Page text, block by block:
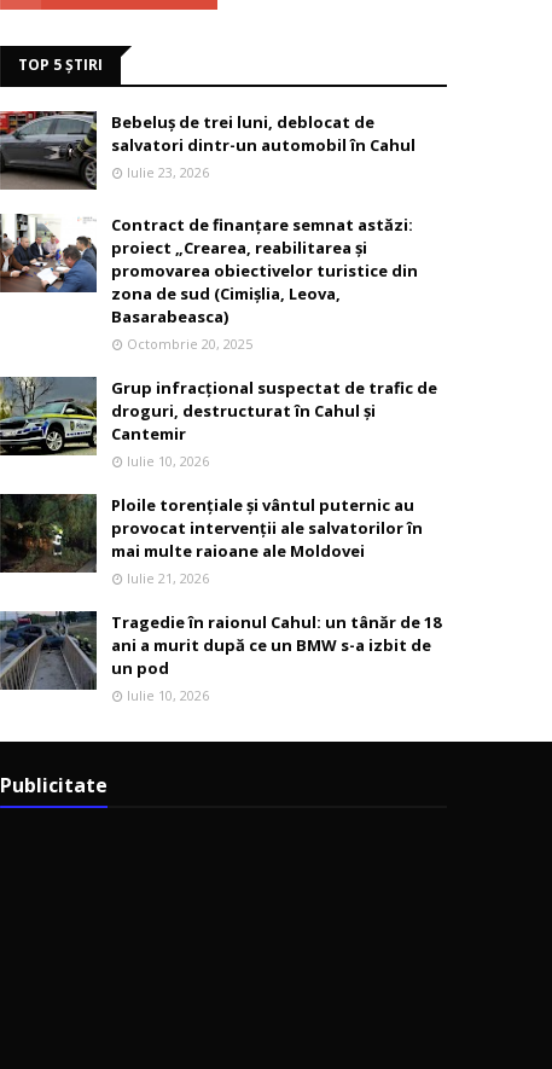
TOP 5 ȘTIRI
Bebeluș de trei luni, deblocat de
salvatori dintr-un automobil în Cahul
Iulie 23, 2026
Contract de finanțare semnat astăzi:
proiect „Crearea, reabilitarea și
promovarea obiectivelor turistice din
zona de sud (Cimișlia, Leova,
Basarabeasca)
Octombrie 20, 2025
Grup infracțional suspectat de trafic de
droguri, destructurat în Cahul și
Cantemir
Iulie 10, 2026
Ploile torențiale și vântul puternic au
provocat intervenții ale salvatorilor în
mai multe raioane ale Moldovei
Iulie 21, 2026
Tragedie în raionul Cahul: un tânăr de 18
ani a murit după ce un BMW s-a izbit de
un pod
Iulie 10, 2026
Publicitate